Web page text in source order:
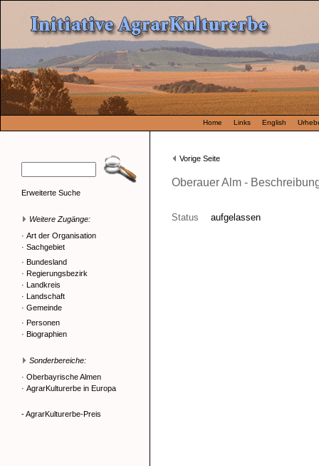
Home Links English
Erweiterte Suche
Weitere Zugänge:
· Art der Organisation
· Sachgebiet
· Bundesland
· Regierungsbezirk
· Landkreis
· Landschaft
· Gemeinde
· Personen
· Biographien
Sonderbereiche:
· Oberbayrische Almen
· AgrarKulturerbe in Europa
- AgrarKulturerbe-Preis
Vorige Seite
Oberauer Alm -
Status aufgelassen